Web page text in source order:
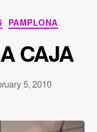
PAMPLONA
CAJA
5, 2010